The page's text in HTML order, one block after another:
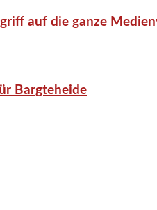
auf die ganze
Bargteheide